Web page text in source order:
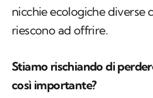
nicchie ecologiche diverse
riescono ad offrire.
Stiamo rischiando di
così importante?